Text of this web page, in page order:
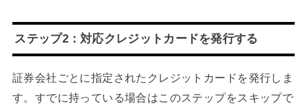
ステップ2：対応クレジットカードを発行する
証券会社ごとに指定されたクレジットカードを発行しま
す。すでに持っている場合はこのステップをスキップで